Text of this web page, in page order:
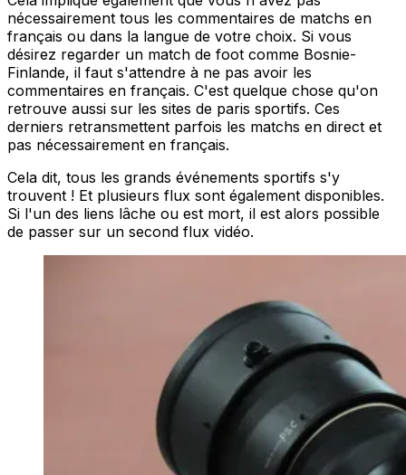
nécessairement tous les commentaires de matchs en
français ou dans la langue de votre choix. Si vous
désirez regarder un match de foot comme Bosnie-
Finlande, il faut s'attendre à ne pas avoir les
commentaires en français. C'est quelque chose qu'on
retrouve aussi sur les sites de paris sportifs. Ces
derniers retransmettent parfois les matchs en direct et
pas nécessairement en français.
Cela dit, tous les grands événements sportifs s'y
trouvent ! Et plusieurs flux sont également disponibles.
Si l'un des liens lâche ou est mort, il est alors possible
de passer sur un second flux vidéo.